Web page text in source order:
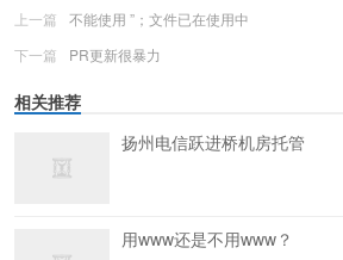
上一篇
不能使用 ”；文件已在使用中
下一篇
PR更新很暴力
相关推荐
扬州电信跃进桥机房托管
用www还是不用www？